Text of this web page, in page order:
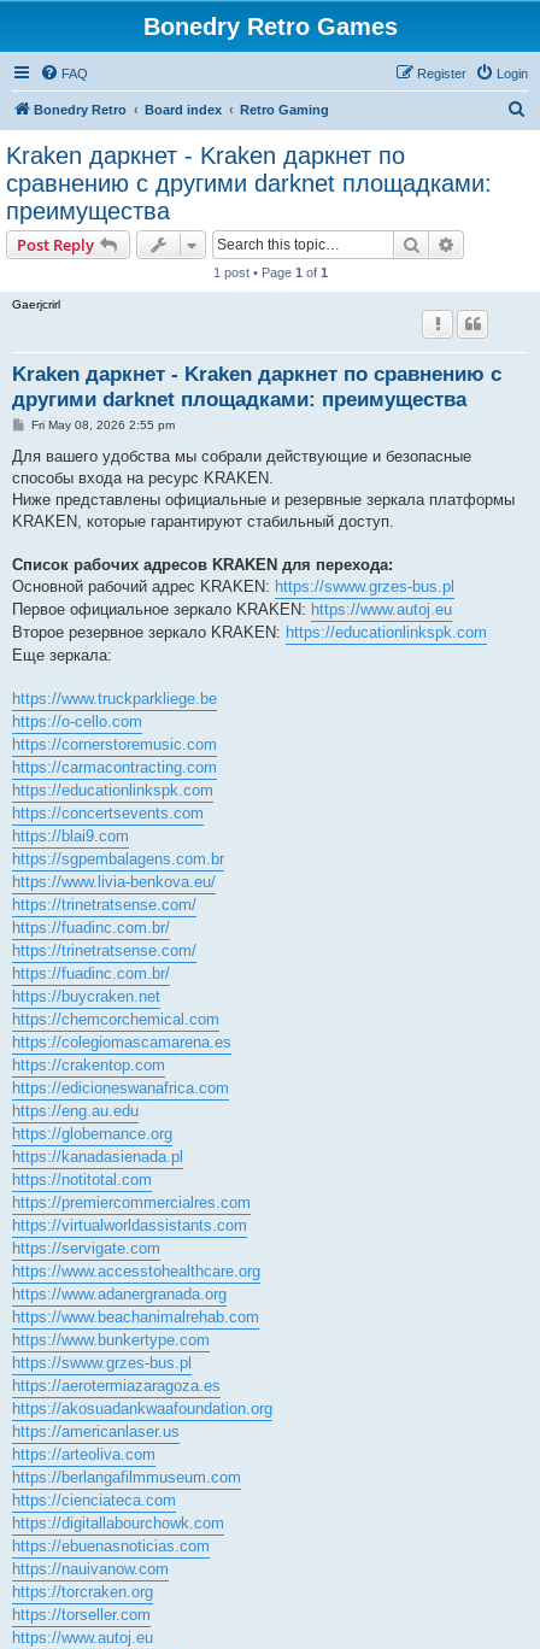
Bonedry Retro Games
FAQ Login
Register
Bonedry Retro Board index Retro Gaming
Kraken даркнет - Kraken даркнет по
сравнению с другими darknet площадками:
преимущества
Post Reply Search
1 post • Page 1 of 1
Gaerjcrirl
Kraken даркнет - Kraken даркнет по сравнению с
другими darknet площадками: преимущества
P
s
Fri May 08, 2026 2:55 pm
Для вашего удобства мы собрали действующие и безопасные
способы входа на ресурс KRAKEN.
Ниже представлены официальные и резервные зеркала платформы
KRAKEN, которые гарантируют стабильный доступ.
Список рабочих адресов KRAKEN для перехода:
Основной рабочий адрес KRAKEN: https://swww.grzes-bus.pl
Первое официальное зеркало KRAKEN: https://www.autoj.eu
Второе резервное зеркало KRAKEN: https://educationlinkspk.com
Еще зеркала:
https://www.truckparkliege.be
https://o-cello.com
https://cornerstoremusic.com
https://carmacontracting.com
https://educationlinkspk.com
https://concertsevents.com
https://blai9.com
https://sgpembalagens.com.br
https://www.livia-benkova.eu/
https://trinetratsense.com/
https://fuadinc.com.br/
https://trinetratsense.com/
https://fuadinc.com.br/
https://buycraken.net
https://chemcorchemical.com
https://colegiomascamarena.es
https://crakentop.com
https://edicioneswanafrica.com
https://eng.au.edu
https://globernance.org
https://kanadasienada.pl
https://notitotal.com
https://premiercommercialres.com
https://virtualworldassistants.com
https://servigate.com
https://www.accesstohealthcare.org
https://www.adanergranada.org
https://www.beachanimalrehab.com
https://www.bunkertype.com
https://swww.grzes-bus.pl
https://aerotermiazaragoza.es
https://akosuadankwaafoundation.org
https://americanlaser.us
https://arteoliva.com
https://berlangafilmmuseum.com
https://cienciateca.com
https://digitallabourchowk.com
https://ebuenasnoticias.com
https://nauivanow.com
https://torcraken.org
https://torseller.com
https://www.autoj.eu